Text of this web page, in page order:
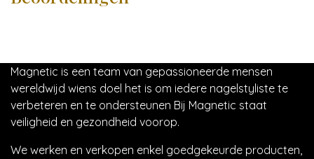
Magnetic is een team van gepassioneerde mensen
wereldwijd wiens doel het is om iedere nagelstyliste te
verbeteren en te ondersteunen Bij Magnetic staat
veiligheid en gezondheid voorop.
We werken en verkopen enkel goedgekeurde producten,